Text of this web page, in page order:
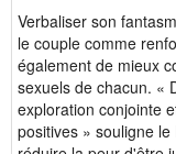
Verbaliser son
le couple comme
également de mieux
sexuels de chacun. «
exploration conjointe
positives » souligne